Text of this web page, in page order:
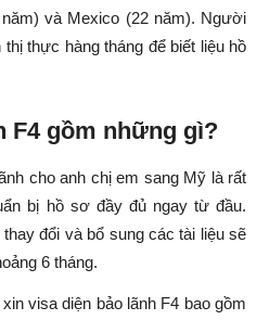
và Mexico (22 năm). Người
thực hàng tháng để biết liệu hồ
F4 gồm những gì?
cho anh chị em sang Mỹ là rất
bị hồ sơ đầy đủ ngay từ đầu.
đổi và bổ sung các tài liệu sẽ
6 tháng.
visa diện bảo lãnh F4 bao gồm